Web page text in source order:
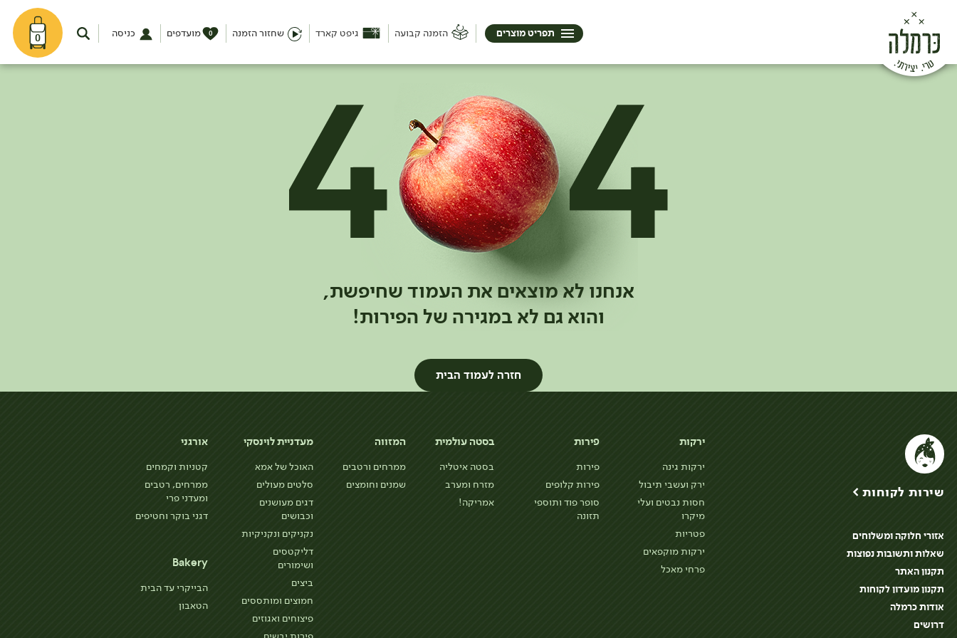
0 הזמנה קבועה גיפט קארד שחזור הזמנה מועדפים 0 כניסה תפריט מוצרים
אנחנו לא מוצאים את העמוד שחיפשת,
והוא גם לא במגירה של הפירות!
חזרה לעמוד הבית
ירקות
ירקות גינה
ירק ועשבי תיבול
חסות נבטים ועלי
מיקרו
פטריות
ירקות מוקפאים
פרחי מאכל
פירות
פירות
פירות קלופים
סופר פוד ותוספי
תזונה
בסטה עולמית
בסטה איטליה
מזרח ומערב
אמריקה!
המזווה
ממרחים ורטבים
שמנים וחומצים
מעדניית לוינסקי
האוכל של אמא
סלטים מעולים
דגים מעושנים
וכבושים
נקניקים ונקניקיות
דליקטסים
ושימורים
ביצים
חמוצים ומותססים
פיצוחים ואגוזים
אורגני
קטניות וקמחים
ממרחים, רטבים
ומעדני פרי
דגני בוקר וחטיפים
Bakery
הבייקרי עד הבית
הטאבון
שירות לקוחות >
אזורי חלוקה ומשלוחים
שאלות ותשובות נפוצות
תקנון האתר
תקנון מועדון לקוחות
אודות כרמלה
דרושים